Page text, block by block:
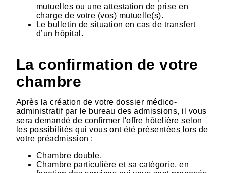
mutuelles ou une attestation de prise en
charge de votre (vos) mutuelle(s).
Le bulletin de situation en cas de transfert
d’un hôpital.
La confirmation de votre
chambre
Après la création de votre dossier médico-
administratif par le bureau des admissions, il vous
sera demandé de confirmer l'offre hôtelière selon
les possibilités qui vous ont été présentées lors de
votre préadmission :
Chambre double,
Chambre particulière et sa catégorie, en